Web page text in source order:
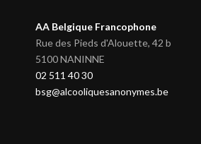
AA Belgique Francophone
Rue des Pieds d'Alouette, 42 b
5100 NANINNE
02 511 40 30
bsg@alcooliquesanonymes.be